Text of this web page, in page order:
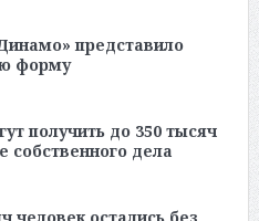
представило
форму
получить до 350 тысяч
собственного дела